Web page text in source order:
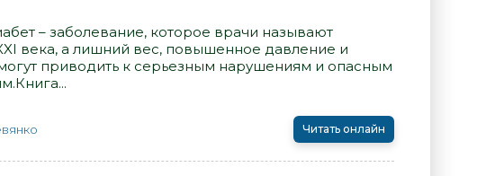
– заболевание, которое врачи называют
века, а лишний вес, повышенное давление и
приводить к серьезным нарушениям и опасным
Читать онлайн